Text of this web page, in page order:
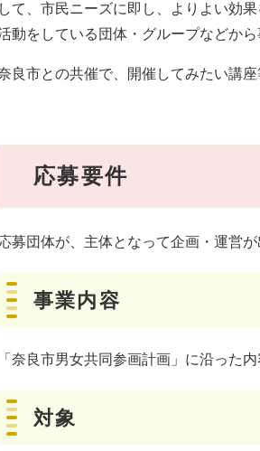
して、市民ニーズに即し、よりよい効
動をしている団体・グループなどから
良市との共催で、開催してみたい講
応募要件
募団体が、主体となって企画・運営
事業内容
「奈良市男女共同参画計画」に沿った
対象